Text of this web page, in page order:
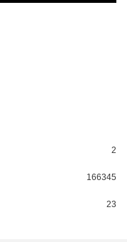
2
166345
23